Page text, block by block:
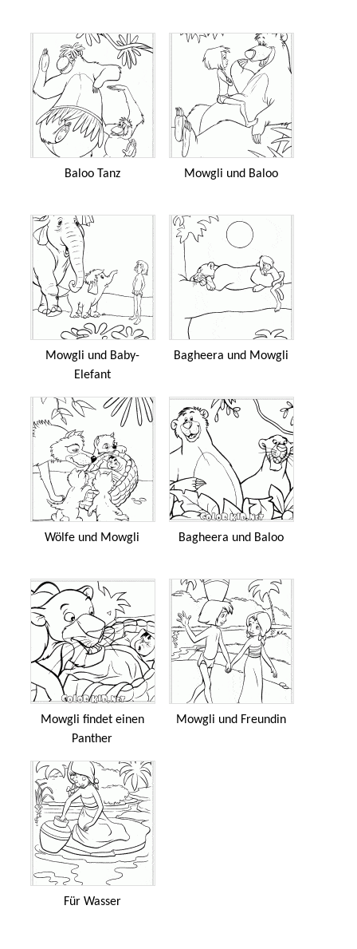
Baloo Tanz Mowgli und Baloo
Mowgli und Baby-
Elefant
Bagheera und Mowgli
Wölfe und Mowgli Bagheera und Baloo
Mowgli findet einen
Panther
Mowgli und Freundin
Für Wasser